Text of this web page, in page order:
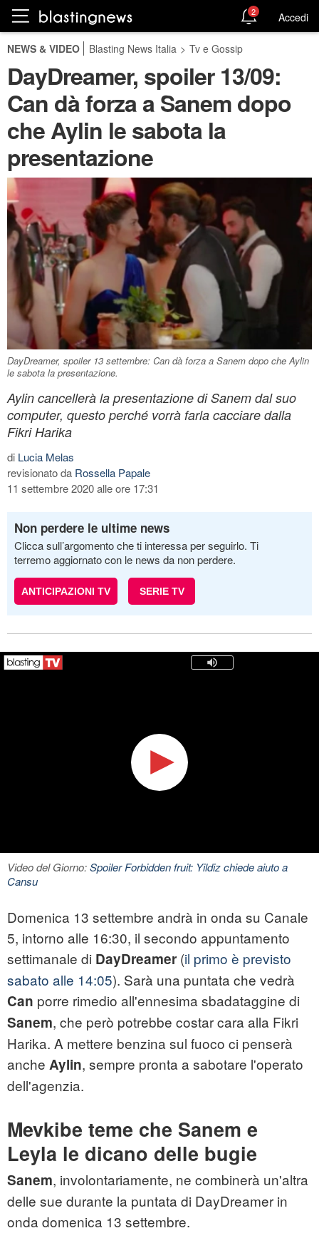
2 Accedi
NEWS & VIDEO Blasting News Italia > Tv e Gossip
DayDreamer, spoiler 13/09:
Can dà forza a Sanem dopo
che Aylin le sabota la
presentazione
DayDreamer, spoiler 13 settembre: Can dà forza a Sanem dopo che Aylin
le sabota la presentazione.
Aylin cancellerà la presentazione di Sanem dal suo
computer, questo perché vorrà farla cacciare dalla
Fikri Harika
di Lucia Melas
revisionato da Rossella Papale
11 settembre 2020 alle ore 17:31
Non perdere le ultime news
Clicca sull’argomento che ti interessa per seguirlo. Ti
terremo aggiornato con le news da non perdere.
ANTICIPAZIONI TV SERIE TV
Video del Giorno:Spoiler Forbidden fruit: Yildiz chiede aiuto a
Cansu
Domenica 13 settembre andrà in onda su Canale
5, intorno alle 16:30, il secondo appuntamento
settimanale di DayDreamer (il primo è previsto
sabato alle 14:05). Sarà una puntata che vedrà
Can porre rimedio all'ennesima sbadataggine di
Sanem, che però potrebbe costar cara alla Fikri
Harika. A mettere benzina sul fuoco ci penserà
anche Aylin, sempre pronta a sabotare l'operato
dell'agenzia.
Mevkibe teme che Sanem e
Leyla le dicano delle bugie
Sanem, involontariamente, ne combinerà un'altra
delle sue durante la puntata di DayDreamer in
onda domenica 13 settembre.